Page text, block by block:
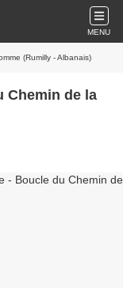
MENU
(Rumilly - Albanais)
Chemin de la